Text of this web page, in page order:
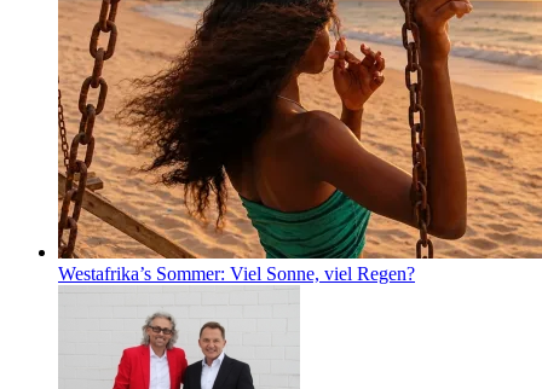
Westafrika’s Sommer: Viel Sonne, viel Regen?